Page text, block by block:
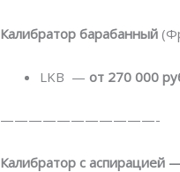
Калибратор барабанный
LKB — от 270 000
———————————-
Калибратор с аспирацией